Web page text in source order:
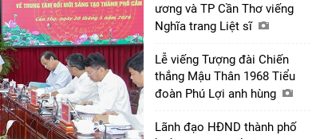
ương và TP Cần Thơ viếng
Nghĩa trang Liệt sĩ
Lễ viếng Tượng đài Chiến
thắng Mậu Thân 1968 Tiểu
đoàn Phú Lợi anh hùng
Lãnh đạo HĐND thành phố